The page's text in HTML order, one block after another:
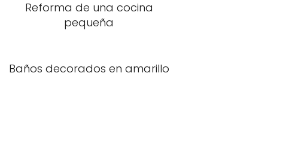
Reforma de una cocina
pequeña
Baños decorados en amarillo